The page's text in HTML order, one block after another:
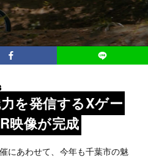
を発信するXゲー
映像が完成
にあわせて、今年も千葉市の魅